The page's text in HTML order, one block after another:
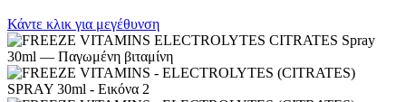
Κάντε κλικ για μεγέθυνση